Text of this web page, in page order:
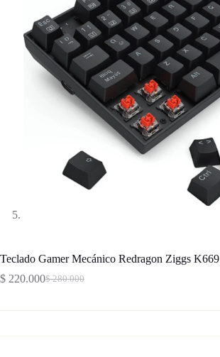
Teclado Gamer Mecánico Redragon Ziggs K669
$280.000
$ 220.000